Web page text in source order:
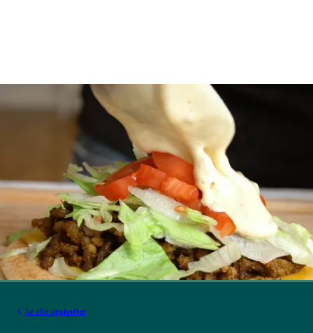
Se alle opskrifter